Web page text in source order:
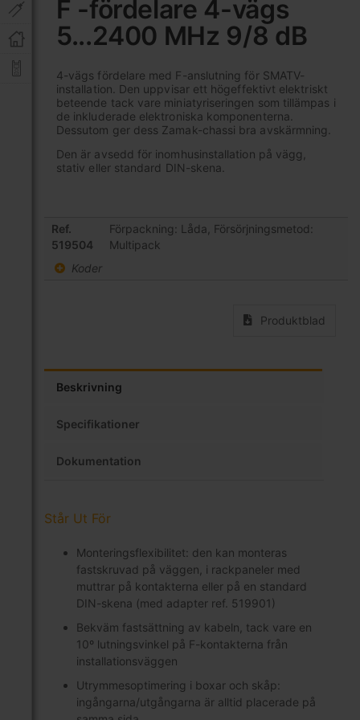
F -fördelare 4-vägs
5...2400 MHz 9/8 dB
4-vägs fördelare med F-anslutning för SMATV-
installation. Den uppvisar ett högeffektivt elektriskt
beteende tack vare miniatyriseringen som tillämpas i
de inkluderade elektroniska komponenterna.
Dessutom ger dess Zamak-chassi bra avskärmning.
Den är avsedd för inomhusinstallation på vägg,
stativ eller standard DIN-skena.
Grupperade
produktartiklar
Ref.
519504
Förpackning: Låda, Försörjningsmetod:
Multipack
Koder
Produktblad
början
av
bildgalleriet
Beskrivning
Specifikationer
Dokumentation
Står Ut För
Monteringsflexibilitet: den kan monteras
fastskruvad på väggen, i rackpaneler med
muttrar på kontakterna eller på en standard
DIN-skena (med adapter ref. 519901)
Bekväm fastsättning av kabeln, tack vare en
10º lutningsvinkel på F-kontakterna från
installationsväggen
Utrymmesoptimering i boxar och skåp:
ingångarna/utgångarna är alltid placerade på